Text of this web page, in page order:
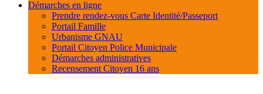
Démarches en ligne
Prendre rendez-vous Carte Identité/Passeport
Portail Famille
Urbanisme GNAU
Portail Citoyen Police Municipale
Démarches administratives
Recensement Citoyen 16 ans